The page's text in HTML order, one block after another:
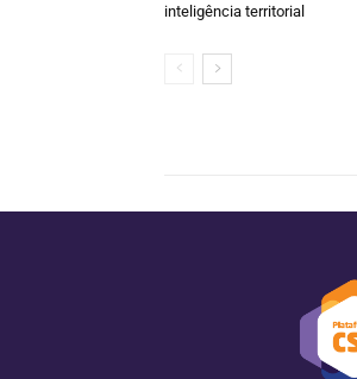
inteligência territorial